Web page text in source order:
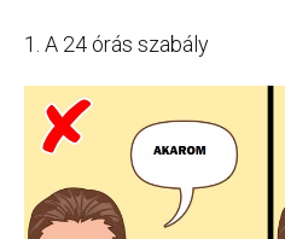
1. A 24 órás szabály